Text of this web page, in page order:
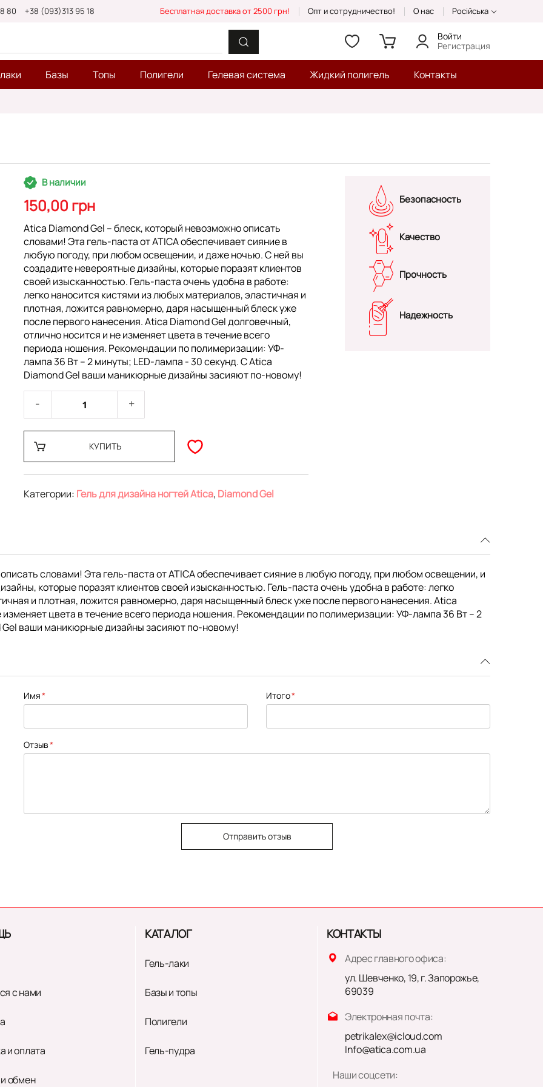
80 +38 (093)313 95 18 Бесплатная доставка от 2500 грн! Опт и сотрудничество! О нас Російська
Войти
Регистрация
Базы Топы Полигели Гелевая система Жидкий полигель Контакты
В наличии
150,00 грн
Atica Diamond Gel – блеск, который невозможно описать
словами! Эта гель-паста от ATICA обеспечивает сияние в
любую погоду, при любом освещении, и даже ночью. С ней вы
создадите невероятные дизайны, которые поразят клиентов
своей изысканностью. Гель-паста очень удобна в работе:
легко наносится кистями из любых материалов, эластичная и
плотная, ложится равномерно, даря насыщенный блеск уже
после первого нанесения. Atica Diamond Gel долговечный,
отлично носится и не изменяет цвета в течение всего
периода ношения. Рекомендации по полимеризации: УФ-
лампа 36 Вт – 2 минуты; LED-лампа - 30 секунд. С Atica
Diamond Gel ваши маникюрные дизайны засияют по-новому!
КУПИТЬ
Категории: Гель для дизайна ногтей Atica, Diamond Gel
Безопасность
Качество
Прочность
Надежность
словами! Эта гель-паста от ATICA обеспечивает сияние в любую погоду, при любом освещении, и
которые поразят клиентов своей изысканностью. Гель-паста очень удобна в работе: легко
и плотная, ложится равномерно, даря насыщенный блеск уже после первого нанесения. Atica
цвета в течение всего периода ношения. Рекомендации по полимеризации: УФ-лампа 36 Вт – 2
ваши маникюрные дизайны засияют по-новому!
Имя Итого
Отзыв
Отправить отзыв
с нами
и оплата
обмен
КАТАЛОГ
Гель-лаки
Базы и топы
Полигели
Гель-пудра
КОНТАКТЫ
Адрес главного офиса:
ул. Шевченко, 19, г. Запорожье,
69039
Электронная почта:
petrikalex@icloud.com
Info@atica.com.ua
Наши соцсети: